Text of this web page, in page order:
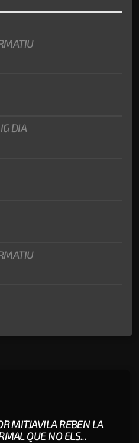
DIA
MITJAVILA REBEN LA
QUE NO ELS...